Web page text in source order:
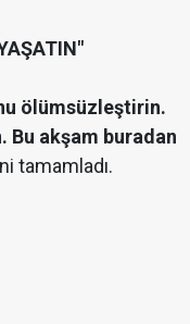
ölümsüzleştirin.
Bu akşam buradan
tamamladı.